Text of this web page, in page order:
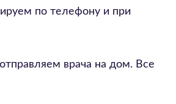
по телефону и при
врача на дом. Все